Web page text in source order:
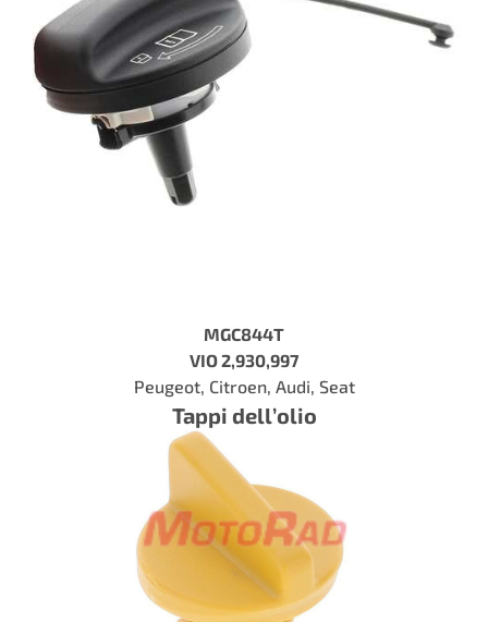
MGC844T
VIO 2,930,997
Peugeot, Citroen, Audi, Seat
Tappi dell’olio